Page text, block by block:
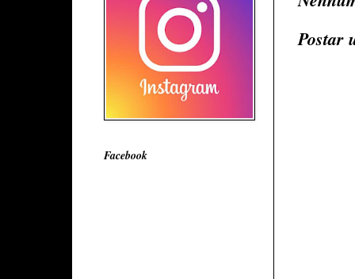
Postar
Facebook